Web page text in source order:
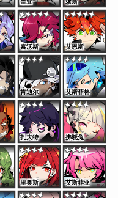
盖亚 缪斯
泰沃斯 艾恩斯
肯迪尔 艾斯菲格
扎夫特 拂晓兔
里奥斯 艾斯菲亚